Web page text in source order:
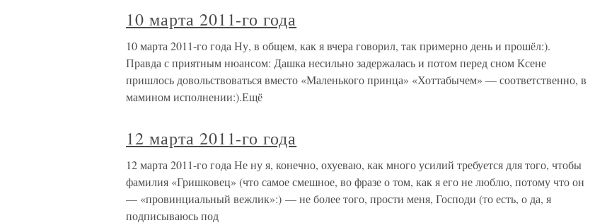
10 марта 2011-го года
10 марта 2011-го года Ну, в общем, как я вчера говорил, так примерно день и прошёл:).
Правда с приятным нюансом: Дашка несильно задержалась и потом перед сном Ксене
пришлось довольствоваться вместо «Маленького принца» «Хоттабычем» — соответственно, в
мамином исполнении:).Ещё
12 марта 2011-го года
12 марта 2011-го года Не ну я, конечно, охуеваю, как много усилий требуется для того, чтобы
фамилия «Гришковец» (что самое смешное, во фразе о том, как я его не люблю, потому что он
— «провинциальный вежлик»:) — не более того, прости меня, Господи (то есть, о да, я
подписываюсь под